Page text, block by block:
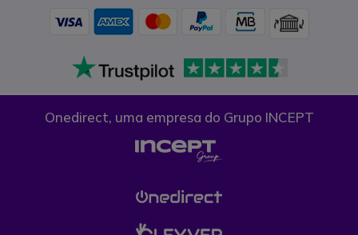
Onedirect, uma empresa do Grupo INCEPT